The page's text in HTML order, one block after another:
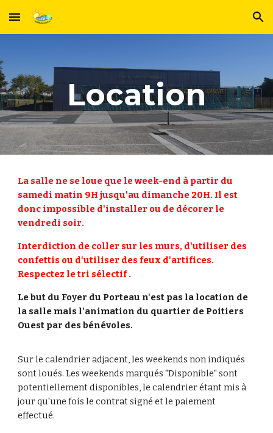
Skip to main content Skip to navigation
Location
La salle ne se loue que le week-end à partir du
samedi matin 9H jusqu'au dimanche 20H. Il est
donc impossible d'installer ou de décorer le
vendredi soir.
Interdiction de coller sur les murs, d'utiliser des
confettis ou d'utiliser des feux d'artifices.
Respectez le tri sélectif .
Le but du Foyer du Porteau n'est pas la location de
la salle mais l'animation du quartier de Poitiers
Ouest par des bénévoles.
Sur le calendrier adjacent, les weekends non indiqués
sont loués. Les weekends marqués "Disponible" sont
potentiellement disponibles, le calendrier étant mis à
jour qu'une fois le contrat signé et le paiement
effectué.